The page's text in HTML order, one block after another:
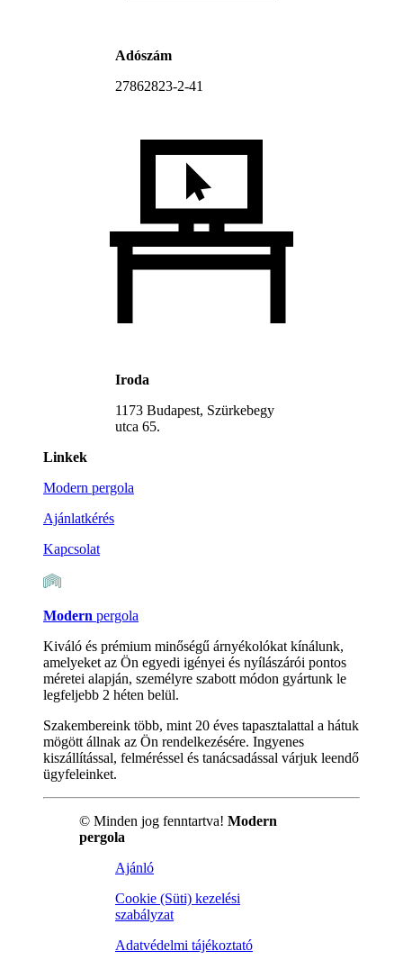
Adószám
27862823-2-41
Iroda
1173 Budapest, Szürkebegy
utca 65.
Linkek
Modern pergola
Ajánlatkérés
Kapcsolat
Modern pergola
Kiváló és prémium minőségű árnyékolókat kínálunk,
amelyeket az Ön egyedi igényei és nyílászárói pontos
méretei alapján, személyre szabott módon gyártunk le
legfeljebb 2 héten belül.
Szakembereink több, mint 20 éves tapasztalattal a hátuk
mögött állnak az Ön rendelkezésére. Ingyenes
kiszállítással, felméréssel és tanácsadással várjuk leendő
ügyfeleinket.
© Minden jog fenntartva! Modern
pergola
Ajánló
Cookie (Süti) kezelési
szabályzat
Adatvédelmi tájékoztató